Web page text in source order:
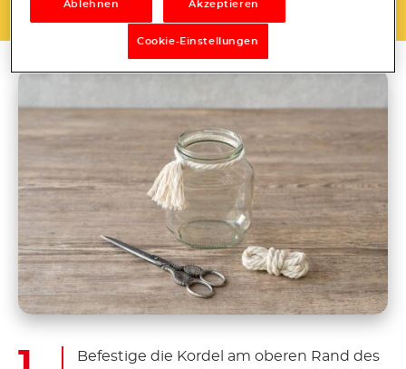
Download PDF
Befestige die Kordel am oberen Rand des
Ablehnen Akzeptieren
Cookie-Einstellungen